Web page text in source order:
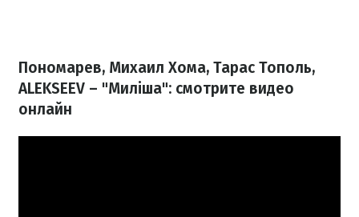
Пономарев, Михаил Хома, Тарас Тополь,
ALEKSEEV – "Миліша": смотрите видео
онлайн